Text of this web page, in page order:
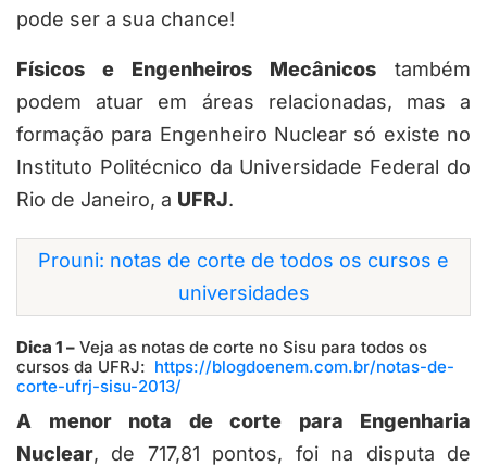
pode ser a sua chance!
Físicos e Engenheiros Mecânicos também
podem atuar em áreas relacionadas, mas a
formação para Engenheiro Nuclear só existe no
Instituto Politécnico da Universidade Federal do
Rio de Janeiro, a UFRJ.
Prouni: notas de corte de todos os cursos e
universidades
Dica 1 – Veja as notas de corte no Sisu para todos os
cursos da UFRJ: https://blogdoenem.com.br/notas-de-
corte-ufrj-sisu-2013/
A menor nota de corte para Engenharia
Nuclear, de 717,81 pontos, foi na disputa de